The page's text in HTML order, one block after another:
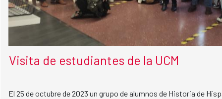
Visita de estudiantes de la UCM
El 25 de octubre de 2023 un grupo de alumnos de Historia de